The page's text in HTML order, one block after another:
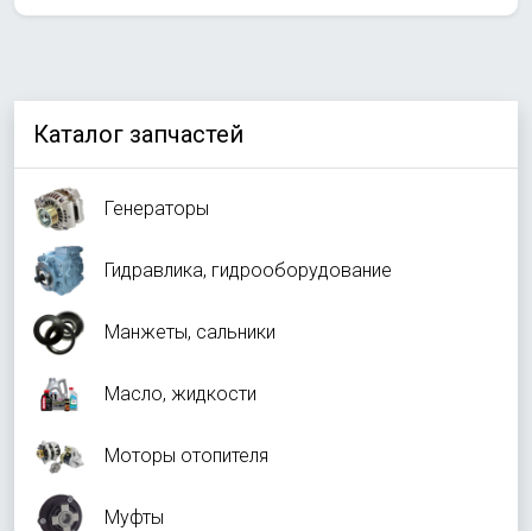
Каталог запчастей
Генераторы
Гидравлика, гидрооборудование
Манжеты, сальники
Масло, жидкости
Моторы отопителя
Муфты